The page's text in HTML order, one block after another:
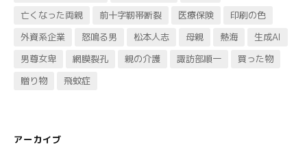
亡くなった両親
前十字靭帯断裂 医療保険
印刷の色
外資系企業
怒鳴る男 松本人志 母親 熱海
生成AI
男尊女卑
網膜裂孔 親の介護 諏訪部順一
買った物
贈り物
飛蚊症
アーカイブ